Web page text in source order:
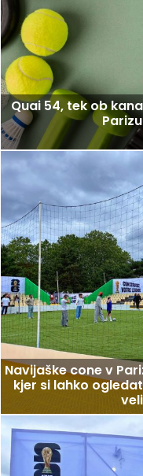
Quai 54, tek ob
Navijaške cone v
kjer si lahko